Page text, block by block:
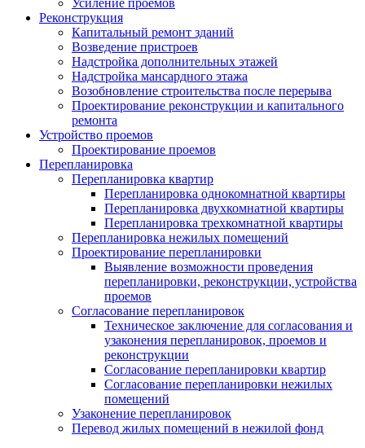
Усиление проемов
Реконструкция
Капитальный ремонт зданий
Возведение пристроев
Надстройка дополнительных этажей
Надстройка мансардного этажа
Возобновление строительства после перерыва
Проектирование реконструкции и капитального
ремонта
Устройство проемов
Проектирование проемов
Перепланировка
Перепланировка квартир
Перепланировка однокомнатной квартиры
Перепланировка двухкомнатной квартиры
Перепланировка трехкомнатной квартиры
Перепланировка нежилых помещений
Проектирование перепланировки
Выявление возможности проведения
перепланировки, реконструкции, устройства
проемов
Согласование перепланировок
Техническое заключение для согласования и
узаконения перепланировок, проемов и
реконструкции
Согласование перепланировки квартир
Согласование перепланировки нежилых
помещений
Узаконение перепланировок
Перевод жилых помещений в нежилой фонд